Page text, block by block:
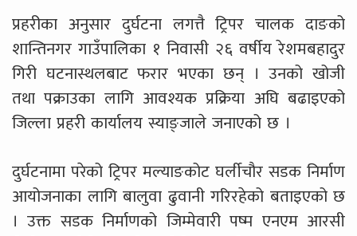
प्रहरीका अनुसार दुर्घटना लगत्तै ट्रिपर चालक दाङको
शान्तिनगर गाउँपालिका १ निवासी २६ वर्षीय रेशमबहादुर
गिरी घटनास्थलबाट फरार भएका छन् । उनको खोजी
तथा पक्राउका लागि आवश्यक प्रक्रिया अघि बढाइएको
जिल्ला प्रहरी कार्यालय स्याङ्जाले जनाएको छ ।
दुर्घटनामा परेको ट्रिपर मल्याङकोट घर्लीचौर सडक निर्माण
आयोजनाका लागि बालुवा ढुवानी गरिरहेको बताइएको छ
। उक्त सडक निर्माणको जिम्मेवारी पष्म एनएम आरसी